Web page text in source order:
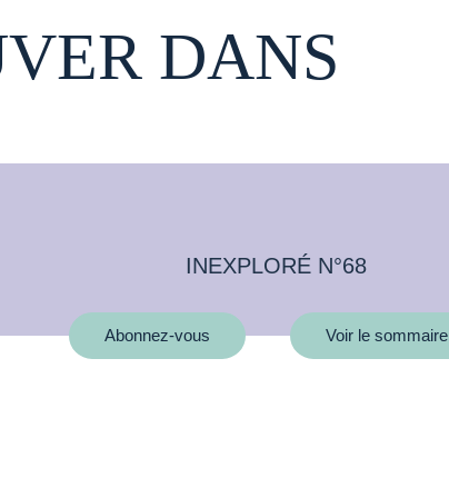
DANS
INEXPLORÉ N°68
Abonnez-vous Voir le sommaire